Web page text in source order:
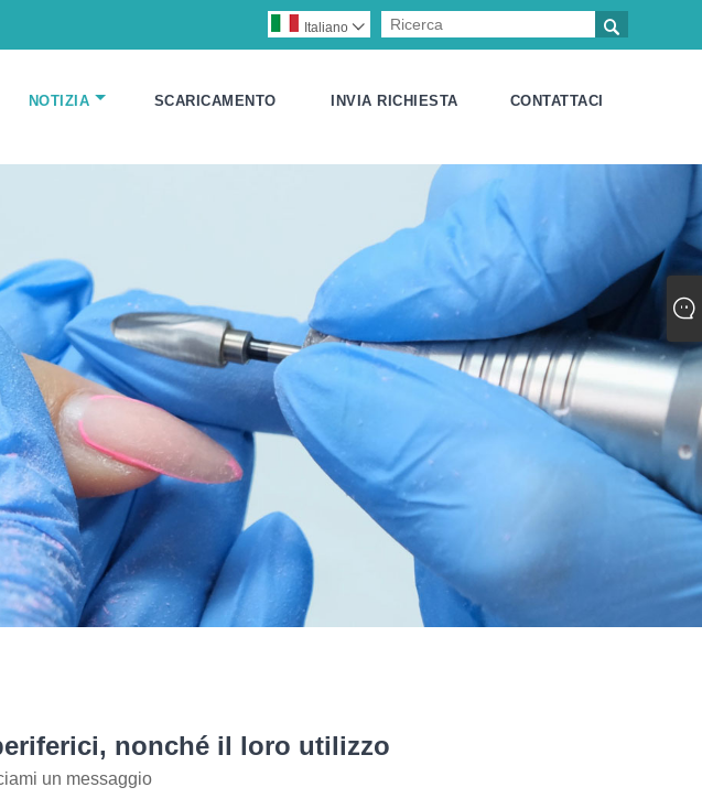

Italiano 
NOTIZIA SCARICAMENTO INVIA RICHIESTA CONTATTACI
nonché il loro utilizzo
un messaggio